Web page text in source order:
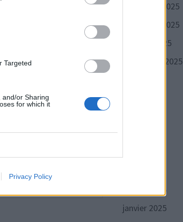
Targeted
and/or Sharing
for which it
Privacy Policy
rois olympiques.
PUBLICATION SUIVANTEPublication
suivante :
Madrid : Ses premières
décembre 2025
novembre 2025
octobre 2025
septembre 2025
février 2025
janvier 2025